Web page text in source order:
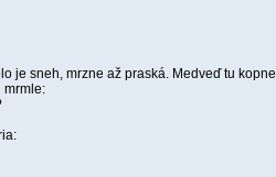
je sneh, mrzne až praská. Medveď tu kopne
mrmle: